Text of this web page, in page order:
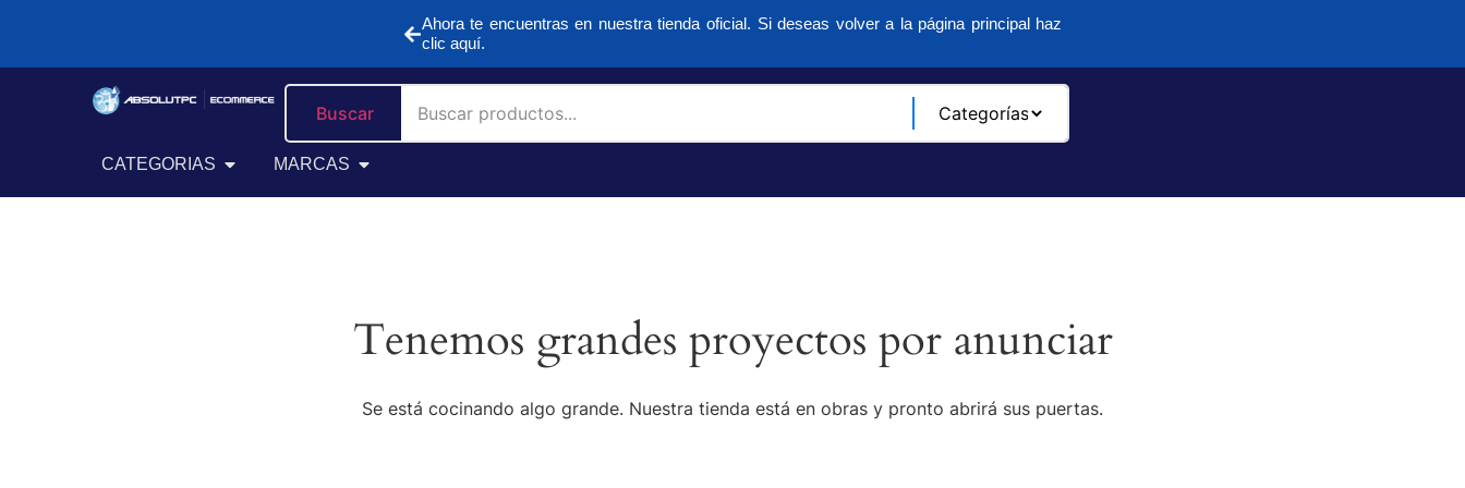
Ahora te encuentras en nuestra tienda oficial. Si deseas volver a la página principal haz
clic aquí.
CATEGORIAS MARCAS
Buscar
Tenemos grandes proyectos por anunciar
Se está cocinando algo grande. Nuestra tienda está en obras y pronto abrirá sus puertas.